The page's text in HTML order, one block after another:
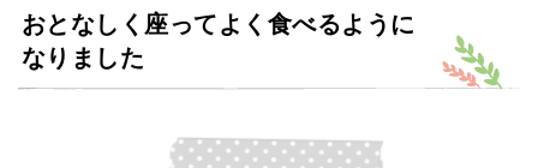
おとなしく座ってよく食べるように
なりました